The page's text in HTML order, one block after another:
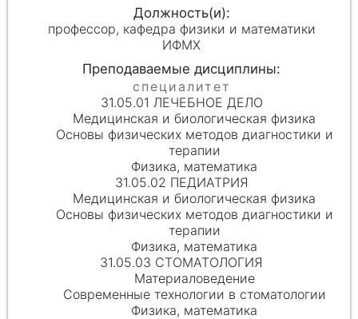
профессор, кафедра физики и математики
ИФМХ
31.05.01 ЛЕЧЕБНОЕ ДЕЛО
Медицинская и биологическая физика
Основы физических методов диагностики и
терапии
Физика, математика
31.05.02 ПЕДИАТРИЯ
Медицинская и биологическая физика
Основы физических методов диагностики и
терапии
Физика, математика
31.05.03 СТОМАТОЛОГИЯ
Материаловедение
Современные технологии в стоматологии
Физика, математика